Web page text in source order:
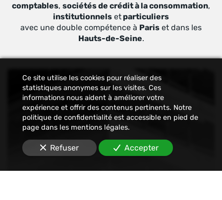
comptables, sociétés de crédit à la consommation,
institutionnels et particuliers
avec une double compétence à Paris et dans les
Hauts-de-Seine.
Ce site utilise les cookies pour réaliser des
statistiques anonymes sur les visites. Ces
informations nous aident à améliorer votre
expérience et offrir des contenus pertinents. Notre
politique de confidentialité est accessible en pied de
page dans les mentions légales.
Refuser Accepter